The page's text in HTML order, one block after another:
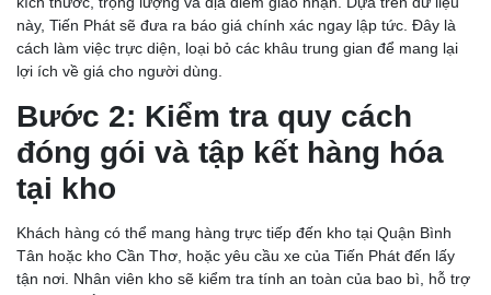
này, Tiến Phát sẽ đưa ra báo giá chính xác ngay lập tức. Đây là
cách làm việc trực diện, loại bỏ các khâu trung gian để mang lại
lợi ích về giá cho người dùng.
Bước 2: Kiểm tra quy cách
đóng gói và tập kết hàng hóa
tại kho
Khách hàng có thể mang hàng trực tiếp đến kho tại Quận Bình
Tân hoặc kho Cần Thơ, hoặc yêu cầu xe của Tiến Phát đến lấy
tận nơi. Nhân viên kho sẽ kiểm tra tính an toàn của bao bì, hỗ trợ